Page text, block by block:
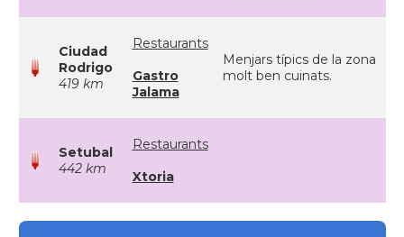
Ciudad
Rodrigo
419 km
Restaurants
Gastro
Jalama
Menjars típics de la zona
molt ben cuinats.
Setubal
442 km
Restaurants
Xtoria